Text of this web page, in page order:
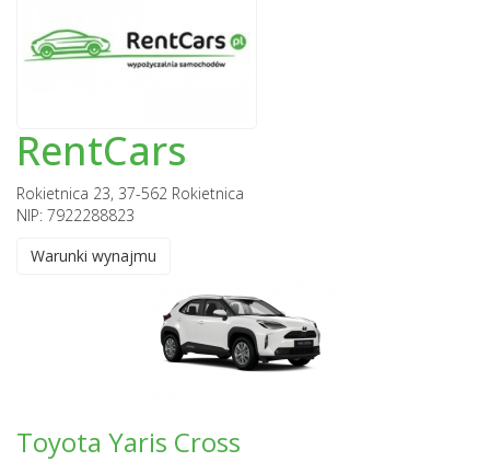
RentCars
Rokietnica 23, 37-562 Rokietnica
NIP: 7922288823
Warunki wynajmu
Toyota Yaris Cross